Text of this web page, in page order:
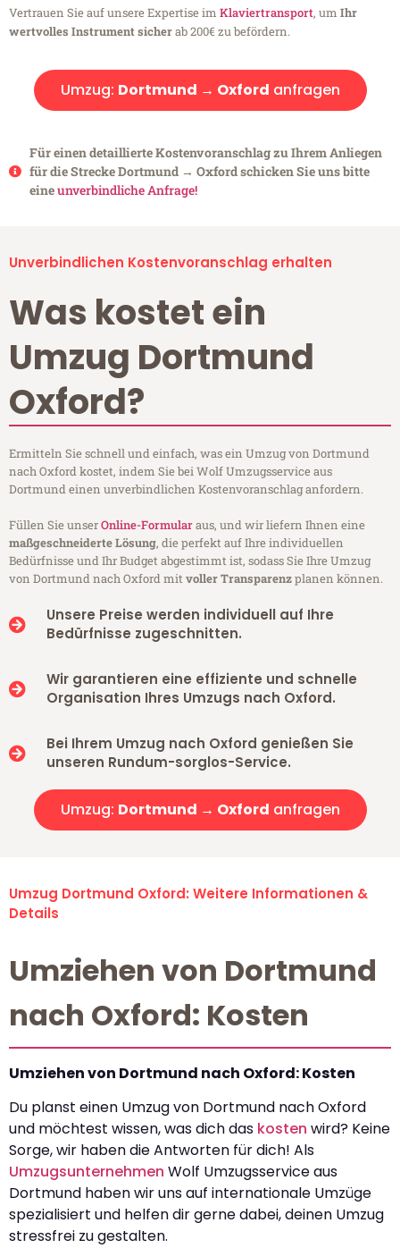
Vertrauen Sie auf unsere Expertise im Klaviertransport, um Ihr
wertvolles Instrument sicherab 200€ zu befördern.
Umzug: Dortmund → Oxford anfragen
Für einen detaillierte Kostenvoranschlag zu Ihrem Anliegen
für die Strecke Dortmund → Oxford schicken Sie uns bitte
eineunverbindliche Anfrage!
Unverbindlichen Kostenvoranschlag erhalten
Was kostet ein
Umzug Dortmund
Oxford?
Ermitteln Sie schnell und einfach, was ein Umzug von Dortmund
nach Oxford kostet, indem Sie bei Wolf Umzugsservice aus
Dortmund einen unverbindlichen Kostenvoranschlag anfordern.
Füllen Sie unserOnline-Formularaus, und wir liefern Ihnen eine
maßgeschneiderte Lösung, die perfekt auf Ihre individuellen
Bedürfnisse und Ihr Budget abgestimmt ist, sodass Sie Ihre Umzug
von Dortmund nach Oxford mitvoller Transparenzplanen können.
Unsere Preise werden individuell auf Ihre
Bedürfnisse zugeschnitten.
Wir garantieren eine effiziente und schnelle
Organisation Ihres Umzugs nach Oxford.
Bei Ihrem Umzug nach Oxford genießen Sie
unseren Rundum-sorglos-Service.
Umzug: Dortmund → Oxford anfragen
Umzug Dortmund Oxford: Weitere Informationen &
Details
Umziehen von Dortmund
nach Oxford: Kosten
Umziehen von Dortmund nach Oxford: Kosten
Du planst einen Umzug von Dortmund nach Oxford
und möchtest wissen, was dich das kosten wird? Keine
Sorge, wir haben die Antworten für dich! Als
Umzugsunternehmen Wolf Umzugsservice aus
Dortmund haben wir uns auf internationale Umzüge
spezialisiert und helfen dir gerne dabei, deinen Umzug
stressfrei zu gestalten.